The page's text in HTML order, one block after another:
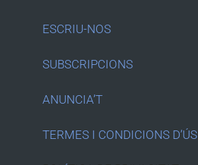
ESCRIU-NOS
SUBSCRIPCIONS
ANUNCIA’T
TERMES I CONDICIONS D’ÚS